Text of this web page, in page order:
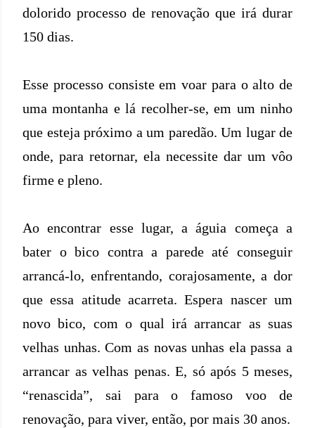
dolorido processo de renovação que irá durar
150 dias.
Esse processo consiste em voar para o alto de
uma montanha e lá recolher-se, em um ninho
que esteja próximo a um paredão. Um lugar de
onde, para retornar, ela necessite dar um vôo
firme e pleno.
Ao encontrar esse lugar, a águia começa a
bater o bico contra a parede até conseguir
arrancá-lo, enfrentando, corajosamente, a dor
que essa atitude acarreta. Espera nascer um
novo bico, com o qual irá arrancar as suas
velhas unhas. Com as novas unhas ela passa a
arrancar as velhas penas. E, só após 5 meses,
“renascida”, sai para o famoso voo de
renovação, para viver, então, por mais 30 anos.